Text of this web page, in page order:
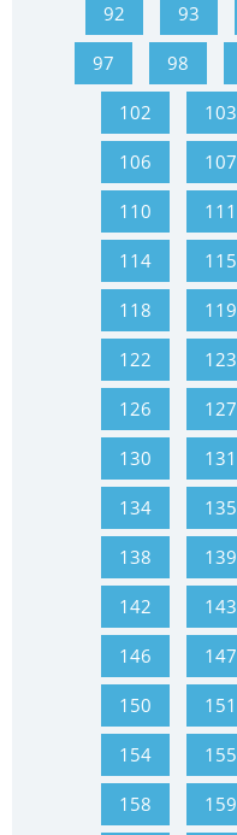
92 93
97 98
102 103
106 107
110 111
114 115
118 119
122 123
126 127
130 131
134 135
138 139
142 143
146 147
150 151
154 155
158 159